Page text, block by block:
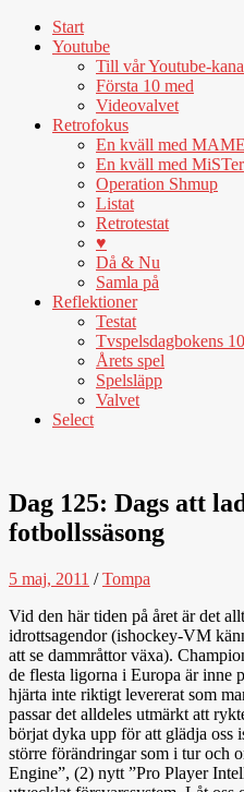
Start
Youtube
Till vår Youtube-
Första 10 med
Videovalvet
Retrofokus
En kväll med MAME
En kväll med MiSTer
Operation Shmup
Listat
Retrotestat
♥
Då & Nu
Samla på
Reflektioner
Testat
Tvspelsdagbokens
Årets spel
Spelsläpp
Valvet
Select
Dag 125: Dags att
fotbollssäsong
5 maj, 2011 /Tompa
Vid den här tiden på året är det
idrottsagendor (ishockey-VM
att se dammråttor växa).
de flesta ligorna i Europa är inne
hjärta inte riktigt levererat som
passar det alldeles utmärkt att
börjat dyka upp för att glädja oss
större förändringar som i tur och
Engine”, (2) nytt ”Pro Player